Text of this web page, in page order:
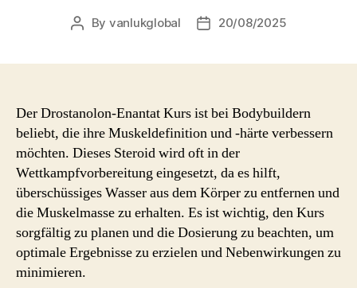
Post
By vanlukglobal
Post20/08/2025
Der Drostanolon-Enantat Kurs ist bei Bodybuildern
beliebt, die ihre Muskeldefinition und -härte verbessern
möchten. Dieses Steroid wird oft in der
Wettkampfvorbereitung eingesetzt, da es hilft,
überschüssiges Wasser aus dem Körper zu entfernen und
die Muskelmasse zu erhalten. Es ist wichtig, den Kurs
sorgfältig zu planen und die Dosierung zu beachten, um
optimale Ergebnisse zu erzielen und Nebenwirkungen zu
minimieren.